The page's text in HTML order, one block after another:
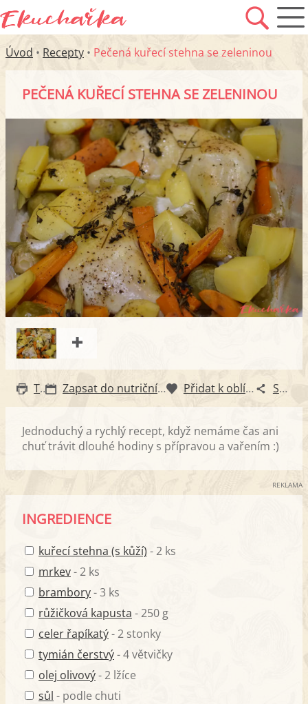
Úvod • Recepty • Pečená kuřecí stehna se zeleninou
PEČENÁ KUŘECÍ STEHNA SE ZELENINOU
Tisk Zapsat do nutričního diáře Přidat k oblíbeným Sdílet
Jednoduchý a rychlý recept, když nemáme čas ani
chuť trávit dlouhé hodiny s přípravou a vařením :)
REKLAMA
INGREDIENCE
kuřecí stehna (s kůží) - 2 ks
mrkev- 2 ks
brambory- 3 ks
růžičková kapusta - 250 g
celer řapíkatý- 2 stonky
tymián čerstvý- 4 větvičky
olej olivový- 2 lžíce
sůl - podle chuti